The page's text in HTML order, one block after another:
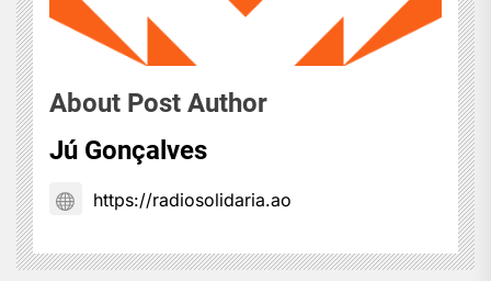
About Post Author
Jú Gonçalves
https://radiosolidaria.ao